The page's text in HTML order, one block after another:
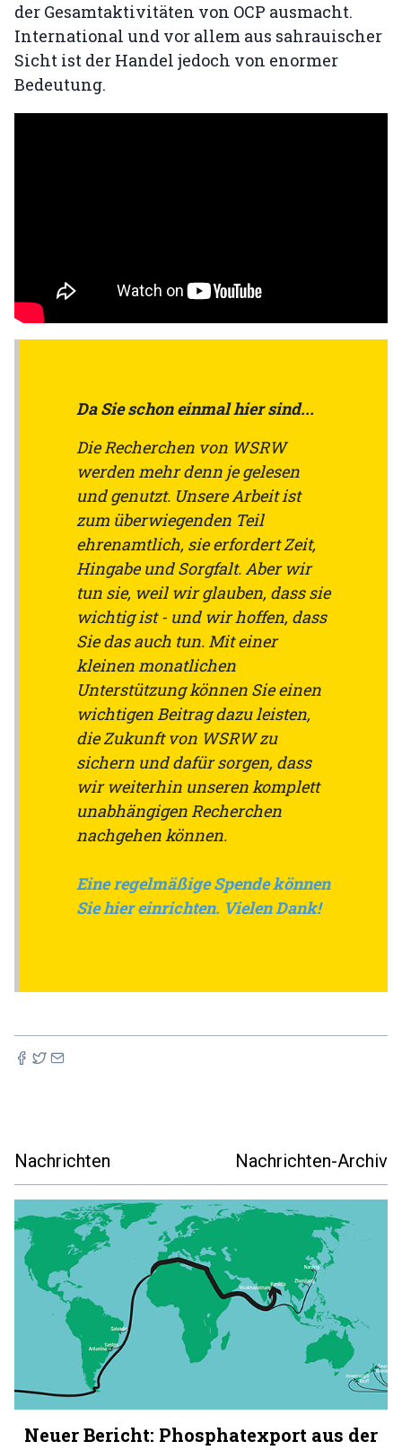
der Gesamtaktivitäten von OCP ausmacht.
International und vor allem aus sahrauischer
Sicht ist der Handel jedoch von enormer
Bedeutung.
Da Sie schon einmal hier sind...
Die Recherchen von WSRW
werden mehr denn je gelesen
und genutzt. Unsere Arbeit ist
zum überwiegenden Teil
ehrenamtlich, sie erfordert Zeit,
Hingabe und Sorgfalt. Aber wir
tun sie, weil wir glauben, dass sie
wichtig ist - und wir hoffen, dass
Sie das auch tun. Mit einer
kleinen monatlichen
Unterstützung können Sie einen
wichtigen Beitrag dazu leisten,
die Zukunft von WSRW zu
sichern und dafür sorgen, dass
wir weiterhin unseren komplett
unabhängigen Recherchen
nachgehen können.
Eine regelmäßige Spende können
Sie hier einrichten. Vielen Dank!
Nachrichten Nachrichten-Archiv
Neuer Bericht: Phosphatexport aus der